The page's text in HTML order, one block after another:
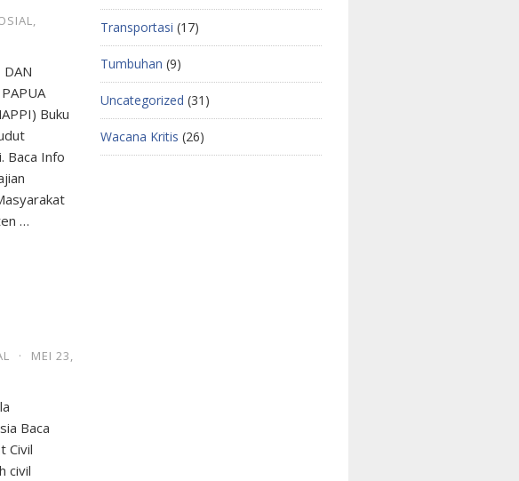
,
DAN
Buku
Baca Info
…
·
MEI 23,
Baca
Civil
civil
Transportasi (17)
Tumbuhan (9)
Uncategorized (31)
Wacana Kritis (26)